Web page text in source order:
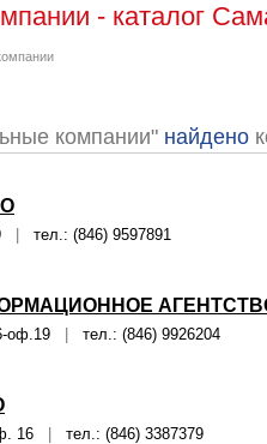
- каталог
компании" найдено
тел.: (846) 9597891
оф.19 тел.: (846) 9926204
16 тел.: (846) 3387379